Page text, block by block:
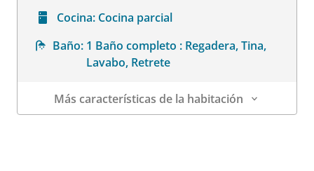
Cocina: Cocina parcial
Baño: 1 Baño completo : Regadera, Tina,
Lavabo, Retrete
Más características de la habitación